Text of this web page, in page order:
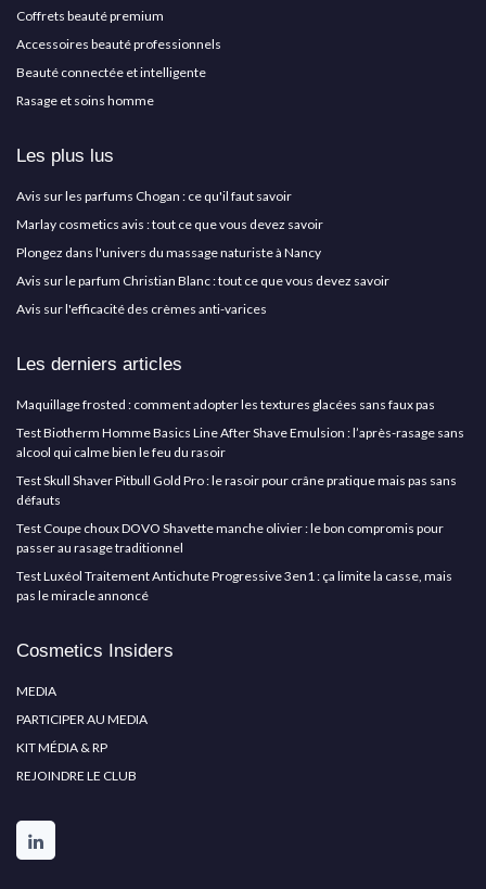
Coffrets beauté premium
Accessoires beauté professionnels
Beauté connectée et intelligente
Rasage et soins homme
Les plus lus
Avis sur les parfums Chogan : ce qu'il faut savoir
Marlay cosmetics avis : tout ce que vous devez savoir
Plongez dans l'univers du massage naturiste à Nancy
Avis sur le parfum Christian Blanc : tout ce que vous devez savoir
Avis sur l'efficacité des crèmes anti-varices
Les derniers articles
Maquillage frosted : comment adopter les textures glacées sans faux pas
Test Biotherm Homme Basics Line After Shave Emulsion : l’après-rasage sans
alcool qui calme bien le feu du rasoir
Test Skull Shaver Pitbull Gold Pro : le rasoir pour crâne pratique mais pas sans
défauts
Test Coupe choux DOVO Shavette manche olivier : le bon compromis pour
passer au rasage traditionnel
Test Luxéol Traitement Antichute Progressive 3en1 : ça limite la casse, mais
pas le miracle annoncé
Cosmetics Insiders
MEDIA
PARTICIPER AU MEDIA
KIT MÉDIA & RP
REJOINDRE LE CLUB